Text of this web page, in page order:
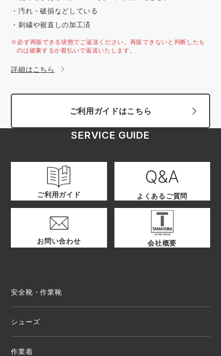
・汚れ・破損などしている
・刺繍や裾直しの加工済
※必ず再販できる状態でご返送ください。再販できないと判断したも
のは破棄するか着払いで返送いたします。
詳細はこちら
ご利用ガイドはこちら
SERVICE GUIDE
ご利用ガイド よくあるご質問
お問い合わせ 会社概要
安全靴・作業靴
シューズ
作業着